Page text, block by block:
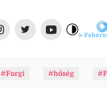
#Forgi #hőség